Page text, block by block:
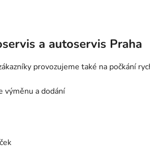
a autoservis Praha
provozujeme také na počkání
výměnu a dodání